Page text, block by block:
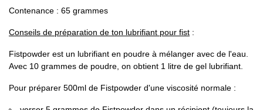
Contenance : 65 grammes
Conseils de préparation de ton lubrifiant pour fist :
Fistpowder est un lubrifiant en poudre à mélanger avec de l'eau.
Avec 10 grammes de poudre, on obtient 1 litre de gel lubrifiant.
Pour préparer 500ml de Fistpowder d'une viscosité normale :